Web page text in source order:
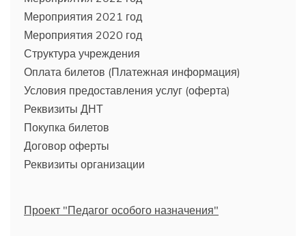
Мероприятия 2021 год
Мероприятия 2020 год
Структура учреждения
Оплата билетов (Платежная информация)
Условия предоставления услуг (оферта)
Реквизиты ДНТ
Покупка билетов
Договор оферты
Реквизиты организации
Проект "Педагог особого назначения"